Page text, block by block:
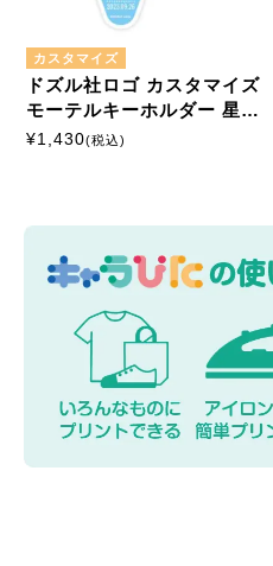
カスタマイズ
ドズル社ロゴ カスタマイズ
モーテルキーホルダー 星形
ナスカン
¥1,430(税込)